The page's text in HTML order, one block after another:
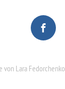
von Lara Fedorchenko